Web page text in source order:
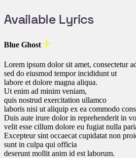
Available Lyrics
Blue Ghost
Lorem ipsum dolor sit amet, consectetur
sed do eiusmod tempor incididunt ut
labore et dolore magna aliqua.
Ut enim ad minim veniam,
quis nostrud exercitation ullamco
laboris nisi ut aliquip ex ea commodo
Duis aute irure dolor in reprehenderit in
velit esse cillum dolore eu fugiat nulla
Excepteur sint occaecat cupidatat non
sunt in culpa qui officia
deserunt mollit anim id est laborum.